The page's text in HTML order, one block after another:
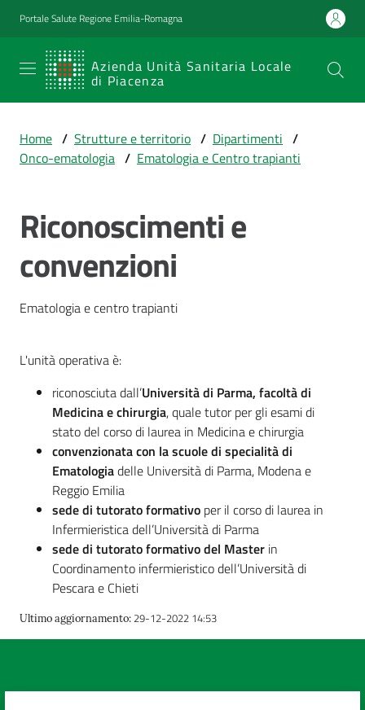
Vai al contenuto
Vai alla navigazione
Vai al footer
Portale Salute Regione Emilia-Romagna
Azienda Unità Sanitaria Locale
di Piacenza
SERVIZIO
SANITARIO
Emilia-
Romagna
Sanitaria Locale
di Piacenza
e
di
cura
fare
Strutture
territorio
Studiare
Home / Strutture e territorio / Dipartimenti /
Onco-ematologia / Ematologia e Centro trapianti
Riconoscimenti e
convenzioni
Ematologia e centro trapianti
L'unità operativa è:
riconosciuta dall’Università di Parma, facoltà di
Medicina e chirurgia, quale tutor per gli esami di
stato del corso di laurea in Medicina e chirurgia
convenzionata con la scuole di specialità di
Ematologiadelle Università di Parma, Modena e
Reggio Emilia
sede di tutorato formativo per il corso di laurea in
Infermieristica dell’Università di Parma
sede di tutorato formativo del Master in
Coordinamento infermieristico dell’Università di
Pescara e Chieti
Ultimo aggiornamento: 29-12-2022 14:53